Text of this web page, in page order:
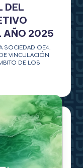
DEL
AÑO 2025
SOCIEDAD OE4.
VINCULACIÓN
DE LOS